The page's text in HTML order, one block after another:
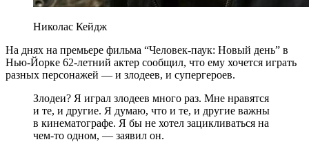
Николас Кейдж
На днях на премьере фильма “Человек-паук: Новый день” в
Нью-Йорке 62-летний актер сообщил, что ему хочется играть
разных персонажей — и злодеев, и супергероев.
Злодеи? Я играл злодеев много раз. Мне нравятся
и те, и другие. Я думаю, что и те, и другие важны
в кинематографе. Я бы не хотел зацикливаться на
чем-то одном, — заявил он.